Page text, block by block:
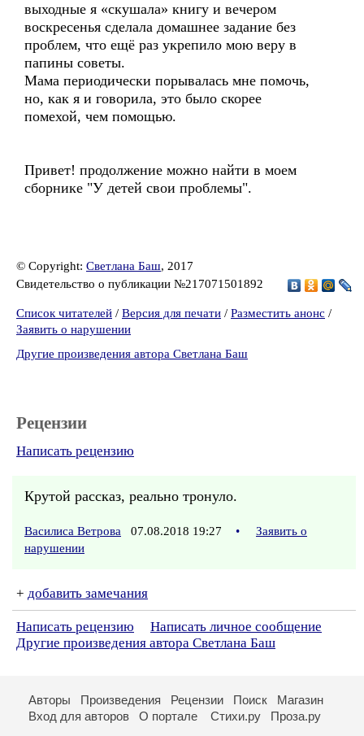
выходные я «скушала» книгу и вечером
воскресенья сделала домашнее задание без
проблем, что ещё раз укрепило мою веру в
папины советы.
Мама периодически порывалась мне помочь,
но, как я и говорила, это было скорее
помехой, чем помощью.
Привет! продолжение можно найти в моем
сборнике "У детей свои проблемы".
© Copyright: Светлана Баш, 2017
Свидетельство о публикации №217071501892
Список читателей / Версия для печати / Разместить анонс /
Заявить о нарушении
Другие произведения автора Светлана Баш
Рецензии
Написать рецензию
Крутой рассказ, реально тронуло.
Василиса Ветрова 07.08.2018 19:27 •
Заявить о
нарушении
+ добавить замечания
Написать рецензию
Написать личное сообщение
Другие произведения автора Светлана Баш
Авторы Произведения Рецензии Поиск
Магазин
Вход для авторов
О портале Стихи.ру Проза.ру